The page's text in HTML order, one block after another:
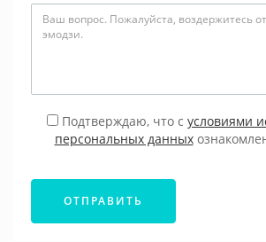
Подтверждаю, что с условиями
персональных данных
ОТПРАВИТЬ